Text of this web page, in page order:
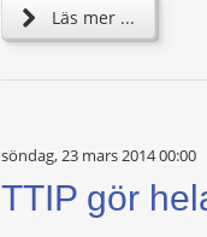
Läs mer ...
söndag, 23 mars 2014 00:00
TTIP gör